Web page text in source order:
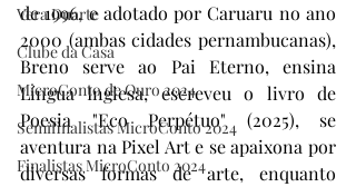
Vera Duarte
Clube da Casa
MicroConto de Ouro 2024
Semifinalistas MicroConto 2024
Finalistas MicroConto 2024
de 1996, e adotado por Caruaru no ano
2000 (ambas cidades pernambucanas),
Breno serve ao Pai Eterno, ensina
Língua Inglesa, escreveu o livro de
Poesia "Eco Perpétuo" (2025), se
aventura na Pixel Art e se apaixona por
diversas formas de arte, enquanto